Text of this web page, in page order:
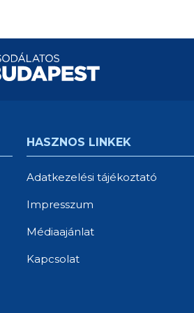
HASZNOS LINKEK
Adatkezelési tájékoztató
Impresszum
Médiaajánlat
Kapcsolat